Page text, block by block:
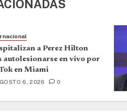
a Perez Hilton
autolesionarse en vivo por
en Miami
6, 2026 0